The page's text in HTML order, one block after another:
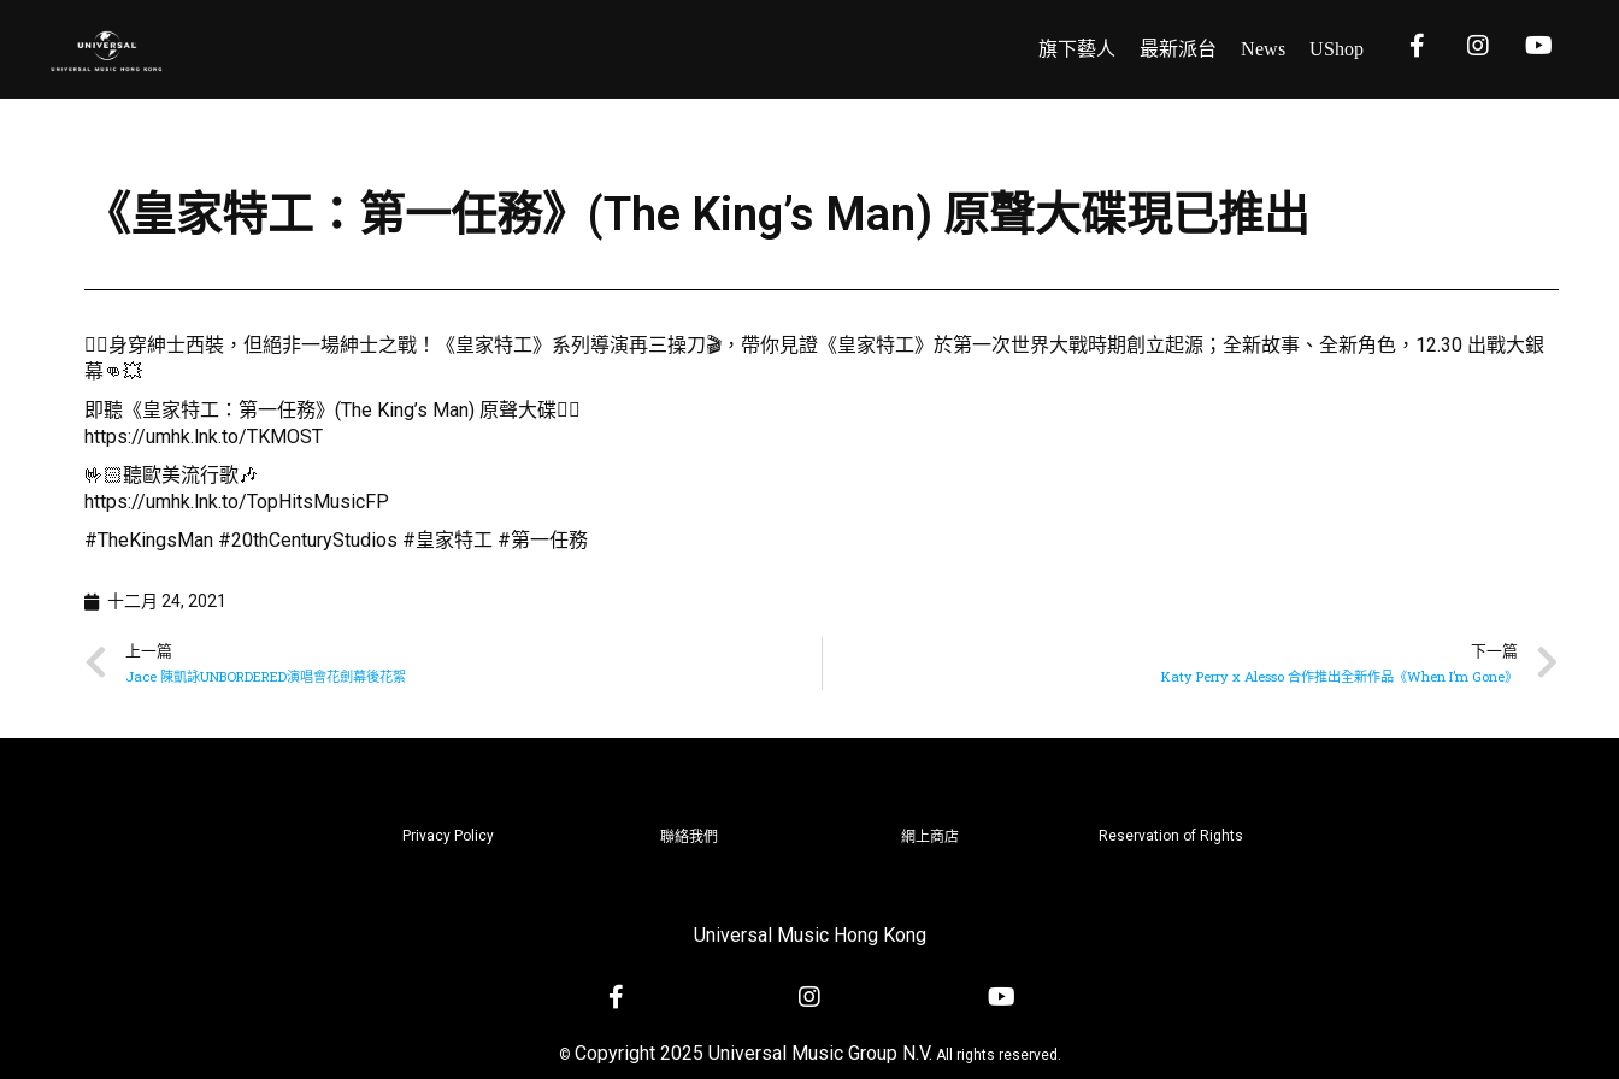
旗下藝人 最新派台 News UShop
《皇家特工：第一任務》(The King’s Man) 原聲大碟現已推出
🤵‍♂身穿紳士西裝，但絕非一場紳士之戰！《皇家特工》系列導演再三操刀🎬，帶你見證《皇家特工》於第一次世界大戰時期創立起源；全新故事、全新角色，12.30 出戰大銀
幕👊💥
即聽《皇家特工：第一任務》(The King’s Man) 原聲大碟👇🏻
https://umhk.lnk.to/TKMOST
🤟🏻聽歐美流行歌🎶
https://umhk.lnk.to/TopHitsMusicFP
#TheKingsMan #20thCenturyStudios #皇家特工 #第一任務
十二月 24, 2021
上一篇
Jace 陳凱詠UNBORDERED演唱會花劍幕後花絮
下一篇
Katy Perry x Alesso 合作推出全新作品《When I’m Gone》
Privacy Policy 聯絡我們 網上商店 Reservation of Rights
Universal Music Hong Kong
© Copyright 2025 Universal Music Group N.V. All rights reserved.